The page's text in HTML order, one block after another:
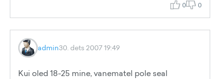
0 0
admin30. dets 2007 19:49
Kui oled 18-25 mine, vanematel pole seal